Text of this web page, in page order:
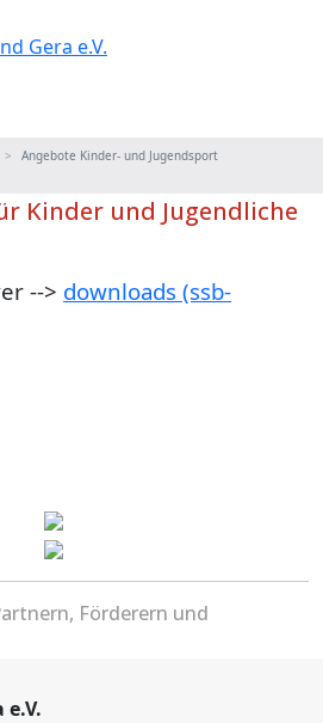
Angebote Kinder- und Jugendsport
Kinder und Jugendliche
--> downloads (ssb-
Förderern und